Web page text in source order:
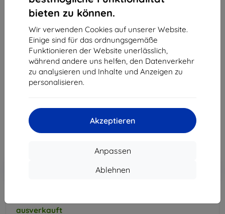
bieten zu können.
Wir verwenden Cookies auf unserer Website.
Einige sind für das ordnungsgemäße
Funktionieren der Website unerlässlich,
während andere uns helfen, den Datenverkehr
zu analysieren und Inhalte und Anzeigen zu
personalisieren.
Akzeptieren
Anpassen
Ablehnen
Paperlike Screen Protector 2.1 - iPad Air 11" 2024
(PL2A-10-24)
Geeignet für: Apple iPad Air 11
Papierähnliche Oberfläche, präzises Schreiben mit Apple
Pencil und zuverlässiger Displayschutz für iPad Air 11.
Schweizer Polymere und Nanodots, 2 Stk.
52,90 €
47,61 €
Rabatt mit Gutschein
ausverkauft